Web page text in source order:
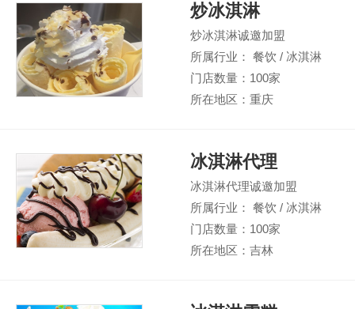
炒冰淇淋
炒冰淇淋诚邀加盟
所属行业： 餐饮 / 冰淇淋
门店数量：100家
所在地区：重庆
冰淇淋代理
冰淇淋代理诚邀加盟
所属行业： 餐饮 / 冰淇淋
门店数量：100家
所在地区：吉林